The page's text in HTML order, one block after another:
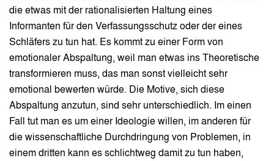
die etwas mit der rationalisierten Haltung eines
Informanten für den Verfassungsschutz oder der eines
Schläfers zu tun hat. Es kommt zu einer Form von
emotionaler Abspaltung, weil man etwas ins Theoretische
transformieren muss, das man sonst vielleicht sehr
emotional bewerten würde. Die Motive, sich diese
Abspaltung anzutun, sind sehr unterschiedlich. Im einen
Fall tut man es um einer Ideologie willen, im anderen für
die wissenschaftliche Durchdringung von Problemen, in
einem dritten kann es schlichtweg damit zu tun haben,